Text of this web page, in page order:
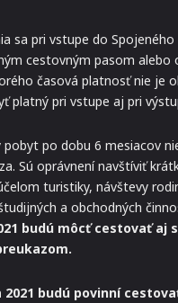
sa pri vstupe do
cestovným pasom alebo
časová platnosť nie je
platný pri vstupe aj pri
po dobu 6 mesiacov
Sú oprávnení navštíviť
turistiky, návštevy
a obchodných
budú môcť cestovať aj
2021 budú povinní